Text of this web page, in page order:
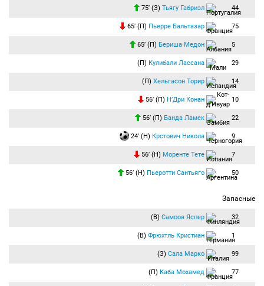
75′ (З) Тьягу Габриэл 44
65′ (П) Пьерре Бальтазар 75
65′ (П) Бериша Медон 5
(П) Кулибали Лассана 29
(П) Хельгасон Торир 14
56′ (П) Н’Дри Конан 10
56′ (П) Банда Ламек 22
24′ (Н) Крстович Никола 9
56′ (Н) Моренте Тете 7
56′ (Н) Пьеротти Сантьяго 50
Запасные
(В) Самооя Яспер 32
(В) Фрюхтль Кристиан 1
(З) Сала Марко 99
(П) Каба Мохамед 77